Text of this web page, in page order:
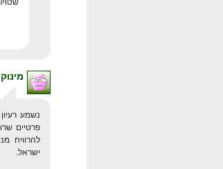
נשמע
פרטיים
להרוויח
ישראל.